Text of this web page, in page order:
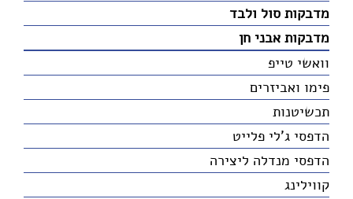
מדבקות סול ולבד
מדבקות אבני חן
וואשי טייפ
פימו ואביזרים
תכשיטנות
הדפסי ג'לי פלייט
הדפסי מנדלה ליצירה
קווילינג